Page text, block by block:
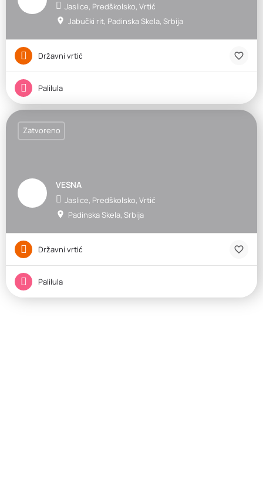
Jaslice, Predškolsko, Vrtić
Jabučki rit, Padinska Skela, Srbija
Državni vrtić
Palilula
VESNA
Jaslice, Predškolsko, Vrtić
Padinska Skela, Srbija
Zatvoreno
Državni vrtić
Palilula